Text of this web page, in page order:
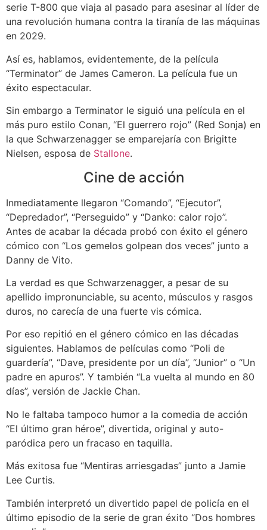
serie T-800 que viaja al pasado para asesinar al líder de
una revolución humana contra la tiranía de las máquinas
en 2029.
Así es, hablamos, evidentemente, de la película
“Terminator” de James Cameron. La película fue un
éxito espectacular.
Sin embargo a Terminator le siguió una película en el
más puro estilo Conan, “El guerrero rojo” (Red Sonja) en
la que Schwarzenagger se emparejaría con Brigitte
Nielsen, esposa de Stallone.
Cine de acción
Inmediatamente llegaron “Comando”, “Ejecutor”,
“Depredador”, “Perseguido” y “Danko: calor rojo”.
Antes de acabar la década probó con éxito el género
cómico con “Los gemelos golpean dos veces” junto a
Danny de Vito.
La verdad es que Schwarzenagger, a pesar de su
apellido impronunciable, su acento, músculos y rasgos
duros, no carecía de una fuerte vis cómica.
Por eso repitió en el género cómico en las décadas
siguientes. Hablamos de películas como “Poli de
guardería”, “Dave, presidente por un día”, “Junior” o “Un
padre en apuros”. Y también “La vuelta al mundo en 80
días”, versión de Jackie Chan.
No le faltaba tampoco humor a la comedia de acción
“El último gran héroe”, divertida, original y auto-
paródica pero un fracaso en taquilla.
Más exitosa fue “Mentiras arriesgadas” junto a Jamie
Lee Curtis.
También interpretó un divertido papel de policía en el
último episodio de la serie de gran éxito “Dos hombres